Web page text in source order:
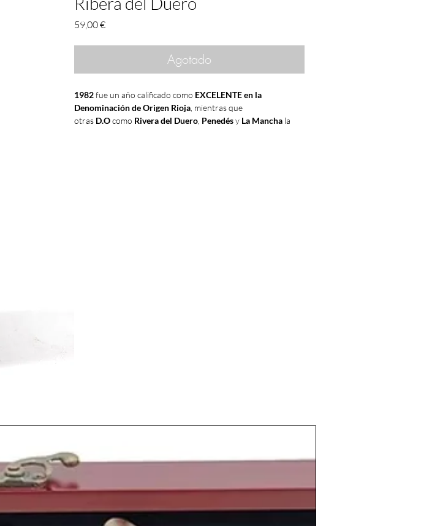
59,00 €Precio
Agotado
1982fue un año calificado como EXCELENTE en la
Denominación de Origen Rioja , mientras que
otras D.Ocomo Rivera del Duero Penedésy La Mancha la
nos viene a la mente es elMundial de Fútbolcelebrado en
Mundial
Domingo
Aunque
recuerdo ya que laselecciónfueeliminada en la segunda fase
se proclamó como la selección campeona.